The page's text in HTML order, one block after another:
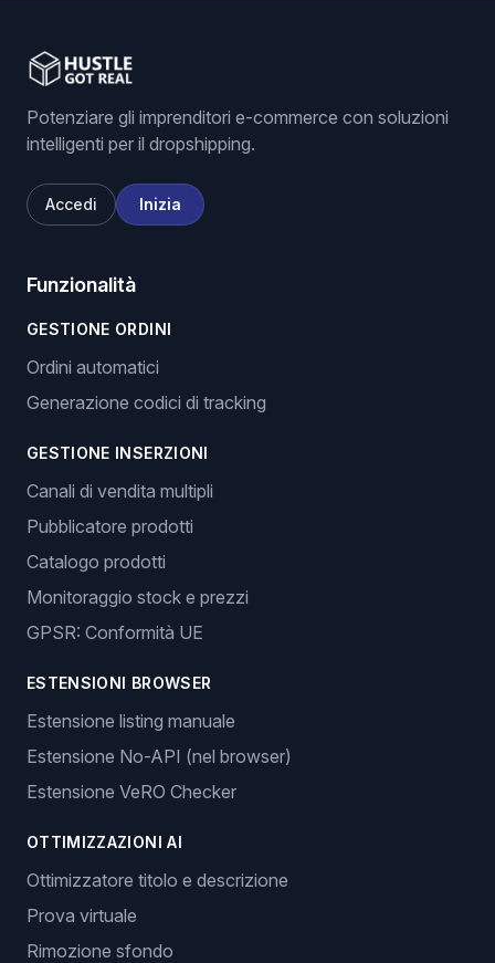
Potenziare gli imprenditori e-commerce con soluzioni
intelligenti per il dropshipping.
Accedi Inizia
Funzionalità
GESTIONE ORDINI
Ordini automatici
Generazione codici di tracking
GESTIONE INSERZIONI
Canali di vendita multipli
Pubblicatore prodotti
Catalogo prodotti
Monitoraggio stock e prezzi
GPSR: Conformità UE
ESTENSIONI BROWSER
Estensione listing manuale
Estensione No-API (nel browser)
Estensione VeRO Checker
OTTIMIZZAZIONI AI
Ottimizzatore titolo e descrizione
Prova virtuale
Rimozione sfondo